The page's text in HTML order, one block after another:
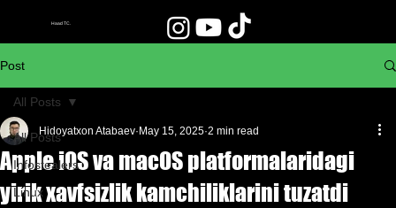
Haad TC.
Post
All Posts
Infostealers
Linux
All Posts
Apple iOS va macOS platformalaridagi
yirik xavfsizlik kamchiliklarini tuzatdi
Hidoyatxon Atabaev May 15, 2025 2 min read